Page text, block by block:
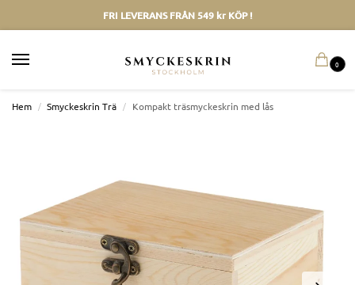
FRI LEVERANS FRÅN 549 kr KÖP !
0
Hem / Smyckeskrin Trä / Kompakt träsmyckeskrin med lås